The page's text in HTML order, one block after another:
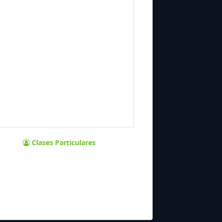
Clases Particulares